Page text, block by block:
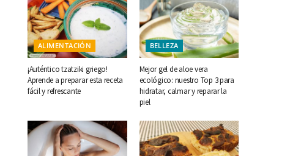
ALIMENTACIÓN
¡Auténtico tzatziki griego!
Aprende a preparar esta receta
fácil y refrescante
BELLEZA
Mejor gel de aloe vera
ecológico: nuestro Top 3 para
hidratar, calmar y reparar la
piel